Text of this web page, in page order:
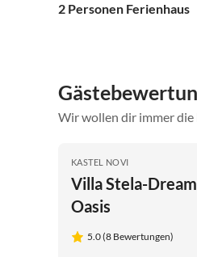
2 Personen Ferienhaus
Wir wollen dir immer die
KASTEL NOVI
Villa Stela-
Oasis
5.0 (8 Bewertungen)